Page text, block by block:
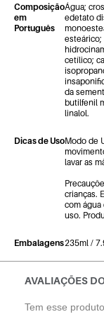
Composição
em
Português
Água;
edetato
cetílico;
da
butilfenil
linalol.
Dicas de UsoModo de
lavar as
crianças.
com água
uso.
Embalagens235ml /
AVALIAÇÕES
Tem esse